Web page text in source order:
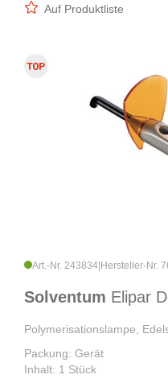
Auf Produktliste
Art.-Nr. 243834 Hersteller-Nr.
Solventum Elipar
Polymerisationslampe,
Packung: Gerät
Inhalt: 1 Stück